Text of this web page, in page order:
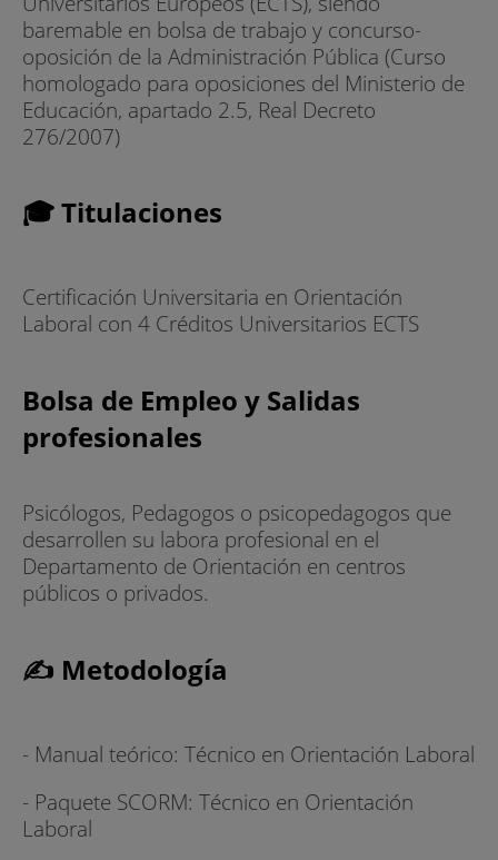
baremable en bolsa de trabajo y concurso-
oposición de la Administración Pública (Curso
homologado para oposiciones del Ministerio de
Educación, apartado 2.5, Real Decreto
276/2007)
🎓 Titulaciones
Certificación Universitaria en Orientación
Laboral con 4 Créditos Universitarios ECTS
Bolsa de Empleo y Salidas
profesionales
Psicólogos, Pedagogos o psicopedagogos que
desarrollen su labora profesional en el
Departamento de Orientación en centros
públicos o privados.
✍ Metodología
- Manual teórico: Técnico en Orientación Laboral
- Paquete SCORM: Técnico en Orientación
Laboral